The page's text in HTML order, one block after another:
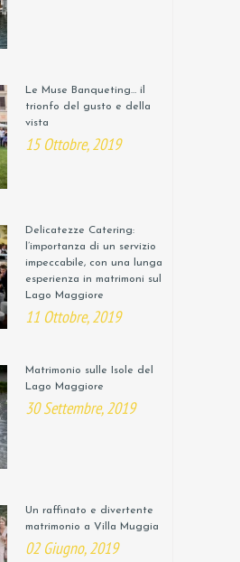
Le Muse Banqueting… il
trionfo del gusto e della
vista
15 Ottobre, 2019
Delicatezze Catering:
l’importanza di un servizio
impeccabile, con una lunga
esperienza in matrimoni sul
Lago Maggiore
11 Ottobre, 2019
Matrimonio sulle Isole del
Lago Maggiore
30 Settembre, 2019
Un raffinato e divertente
matrimonio a Villa Muggia
02 Giugno, 2019